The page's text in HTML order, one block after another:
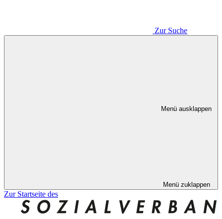
Zur Suche
Menü ausklappen
Menü zuklappen
Zur Startseite des